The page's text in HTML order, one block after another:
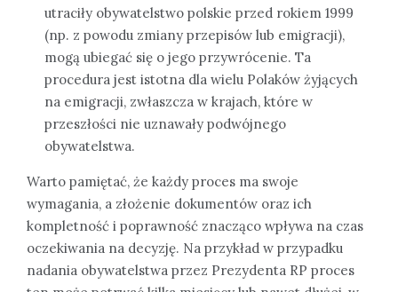
utraciły obywatelstwo polskie przed rokiem 1999
(np. z powodu zmiany przepisów lub emigracji),
mogą ubiegać się o jego przywrócenie. Ta
procedura jest istotna dla wielu Polaków żyjących
na emigracji, zwłaszcza w krajach, które w
przeszłości nie uznawały podwójnego
obywatelstwa.
Warto pamiętać, że każdy proces ma swoje
wymagania, a złożenie dokumentów oraz ich
kompletność i poprawność znacząco wpływa na czas
oczekiwania na decyzję. Na przykład w przypadku
nadania obywatelstwa przez Prezydenta RP proces